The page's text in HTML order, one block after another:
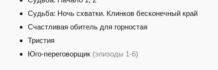
Судьба: Ночь схватки. Клинков бесконечный край
Счастливая обитель для горностая
Тристия
Юго-переговорщик (эпизоды 1-6)